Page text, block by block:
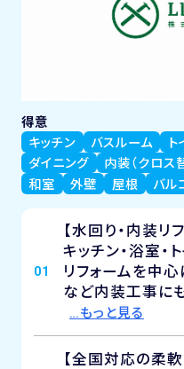
得意
キッチン
バスルーム ト
ダイニング
内装（クロス
和室
外壁 屋根 バル
01
【水回り・内装リ
キッチン・浴室・
リフォームを中
など内装工事に
…もっと見る
【全国対応の柔